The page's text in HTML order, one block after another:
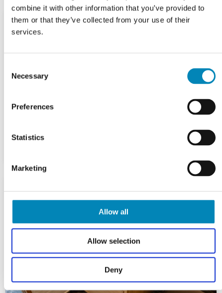
combine it with other information that you’ve provided to
them or that they’ve collected from your use of their
services.
Selection
Necessary
Preferences
Statistics
Marketing
Allow all
Allow selection
Deny